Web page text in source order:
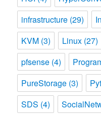
infrastructure (29)
KVM (3) Linux (27)
pfsense (4)
PureStorage (3)
SDS (4)